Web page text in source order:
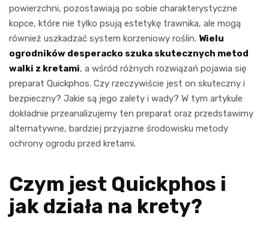
powierzchni, pozostawiają po sobie charakterystyczne
kopce, które nie tylko psują estetykę trawnika, ale mogą
również uszkadzać system korzeniowy roślin. Wielu
ogrodników desperacko szuka skutecznych metod
walki z kretami, a wśród różnych rozwiązań pojawia się
preparat Quickphos. Czy rzeczywiście jest on skuteczny i
bezpieczny? Jakie są jego zalety i wady? W tym artykule
dokładnie przeanalizujemy ten preparat oraz przedstawimy
alternatywne, bardziej przyjazne środowisku metody
ochrony ogrodu przed kretami.
Czym jest Quickphos i
jak działa na krety?